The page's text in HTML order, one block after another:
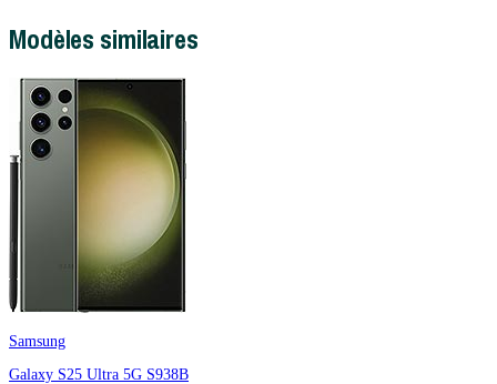
Modèles similaires
Samsung
Galaxy S25 Ultra 5G S938B